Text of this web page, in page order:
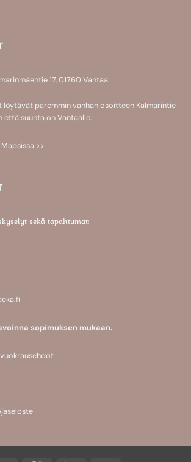
17, 01760 Vantaa.
paremmin vanhan osoitteen Kalmarintie
että suunta on Vantaalle.
>>
sekä tapahtumat:
sopimuksen mukaan.